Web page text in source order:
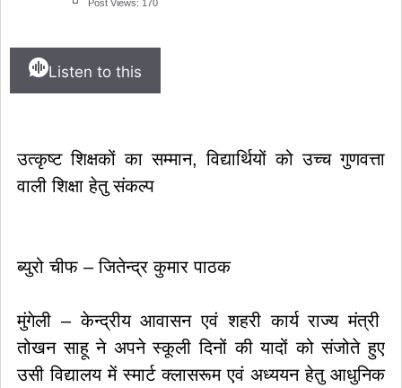
Post Views: 170
Listen to this
उत्कृष्ट शिक्षकों का सम्मान, विद्यार्थियों को उच्च गुणवत्ता
वाली शिक्षा हेतु संकल्प
ब्युरो चीफ – जितेन्द्र कुमार पाठक
मुंगेली – केन्द्रीय आवासन एवं शहरी कार्य राज्य मंत्री
तोखन साहू ने अपने स्कूली दिनों की यादों को संजोते हुए
उसी विद्यालय में स्मार्ट क्लासरूम एवं अध्ययन हेतु आधुनिक